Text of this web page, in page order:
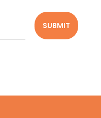
SUBMIT